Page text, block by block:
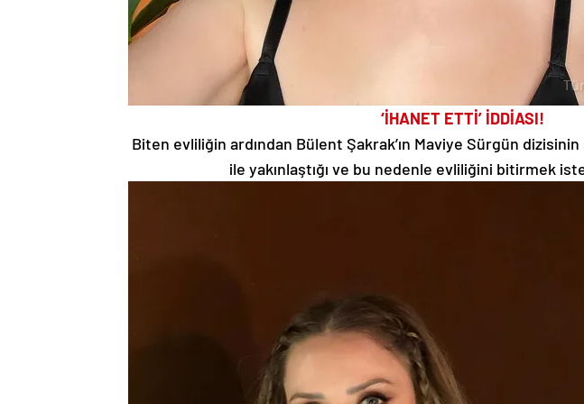
‘İHANET ETTİ’ İDDİASI!
Biten evliliğin ardından Bülent Şakrak’ın Maviye Sürgün dizisinin
ile yakınlaştığı ve bu nedenle evliliğini bitirmek